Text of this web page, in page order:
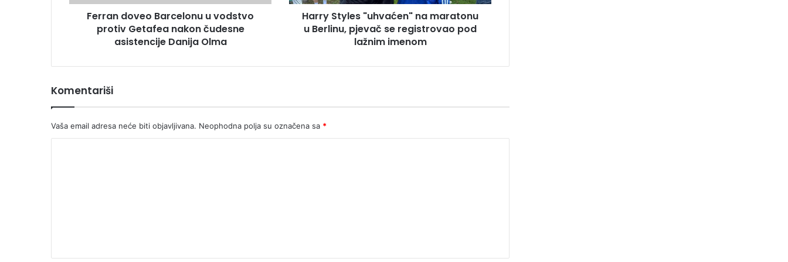
čudesne
asistencije
Ferran doveo Barcelonu u vodstvo
protiv Getafea nakon čudesne
asistencije Danija Olma
se
registrovao
Harry Styles "uhvaćen" na maratonu
u Berlinu, pjevač se registrovao pod
lažnim imenom
Komentariši
Vaša email adresa neće biti objavljivana. Neophodna polja su označena sa *